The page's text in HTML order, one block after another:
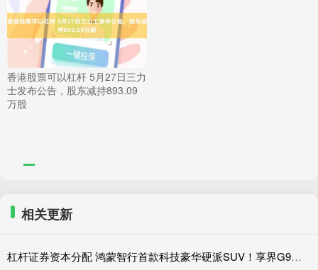
香港股票可以杠杆 5月27日三力
士发布公告，股东减持893.09
万股
相关更新
杠杆证券资本分配 鸿蒙智行首款科技豪华硬派SUV！享界G9预订在即：首发全新通信黑科技